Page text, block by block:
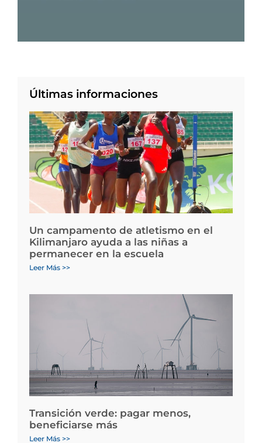
Últimas informaciones
Un campamento de atletismo en el
Kilimanjaro ayuda a las niñas a
permanecer en la escuela
Leer Más >>
Transición verde: pagar menos,
beneficiarse más
Leer Más >>